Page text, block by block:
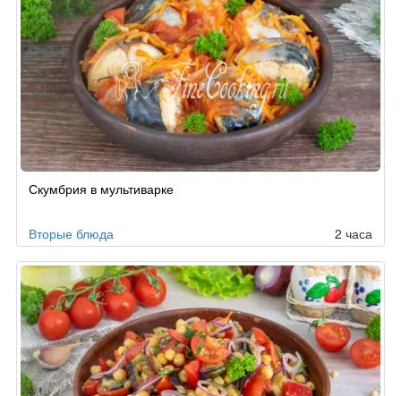
Скумбрия в мультиварке
Вторые блюда 2 часа